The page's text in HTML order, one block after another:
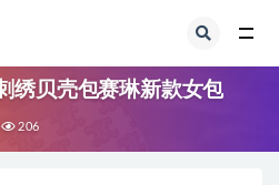
绣贝壳️包赛琳新款女包
206